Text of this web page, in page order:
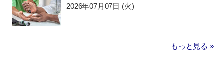
2026年07月07日 (火)
もっと見る »